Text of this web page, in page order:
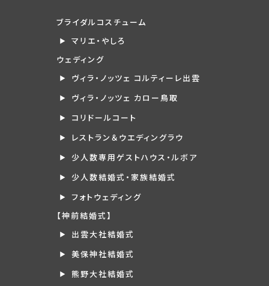
ブライダルコスチューム
マリエ・やしろ
ウェディング
ヴィラ・ノッツェ コルティーレ出雲
ヴィラ・ノッツェ カロー鳥取
コリドールコート
レストラン＆ウエディングラウ
少人数専用ゲストハウス・ルボア
少人数結婚式・家族結婚式
フォトウェディング
【神前結婚式】
出雲大社結婚式
美保神社結婚式
熊野大社結婚式